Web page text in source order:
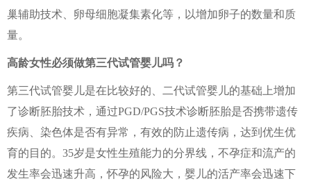
巢辅助技术、卵母细胞凝集素化等，以增加卵子的数量和质
量。
高龄女性必须做第三代试管婴儿吗？
第三代试管婴儿是在比较好的、二代试管婴儿的基础上增加
了诊断胚胎技术，通过PGD/PGS技术诊断胚胎是否携带遗传
疾病、染色体是否有异常，有效的防止遗传病，达到优生优
育的目的。35岁是女性生殖能力的分界线，不孕症和流产的
发生率会迅速升高，怀孕的风险大，婴儿的活产率会迅速下